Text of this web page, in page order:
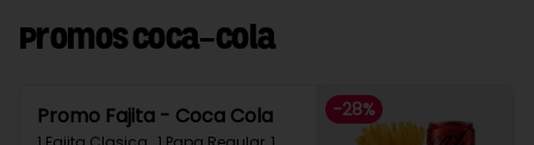
Promos Coca-Cola
-28%
Promo Fajita - Coca Cola